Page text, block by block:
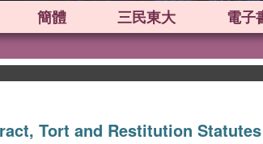
簡體 三民東大 電子
Tort and Restitution Statutes